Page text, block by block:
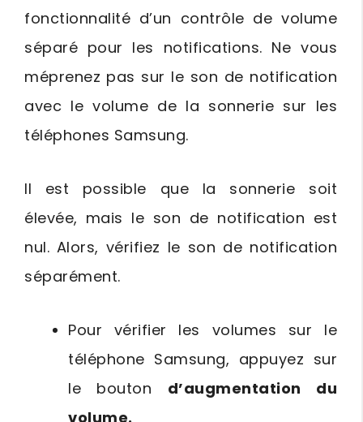
fonctionnalité d’un contrôle de volume
séparé pour les notifications. Ne vous
méprenez pas sur le son de notification
avec le volume de la sonnerie sur les
téléphones Samsung.
Il est possible que la sonnerie soit
élevée, mais le son de notification est
nul. Alors, vérifiez le son de notification
séparément.
Pour vérifier les volumes sur le
téléphone Samsung, appuyez sur
le bouton d’augmentation du
volume.